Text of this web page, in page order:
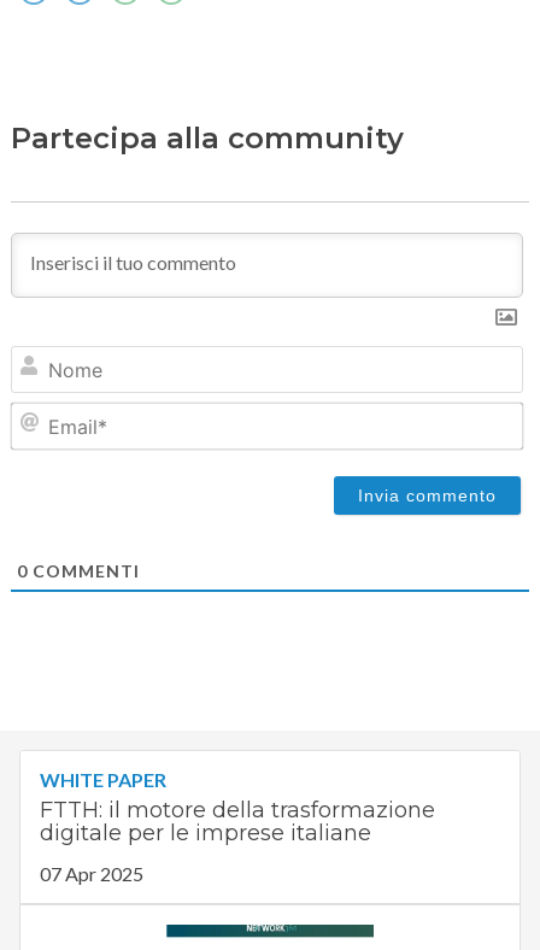
Partecipa alla community
0COMMENTI
WHITE PAPER
FTTH: il motore della trasformazione
digitale per le imprese italiane
07 Apr 2025